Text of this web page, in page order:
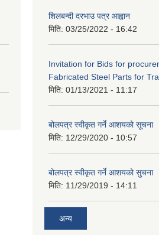
शिलबन्दी दरभाउ पत्र आह्वान
मिति: 03/25/2022 - 16:42
Invitation for Bids for
Fabricated Steel Parts for
मिति: 01/13/2021 - 11:17
बोलपत्र स्वीकृत गर्ने आशयको सूचना
मिति: 12/29/2020 - 10:57
बोलपत्र स्वीकृत गर्ने आशयको सुचना
मिति: 11/29/2019 - 14:11
अन्य